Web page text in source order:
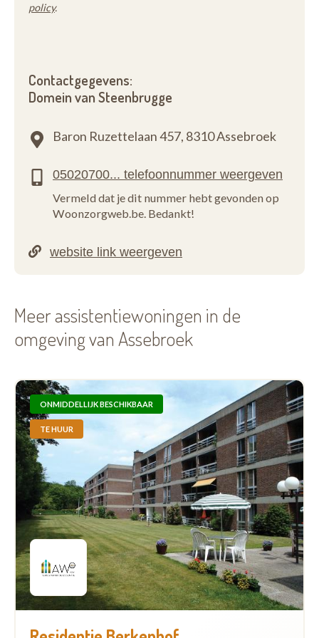
policy.
Contactgegevens:
Domein van Steenbrugge
Baron Ruzettelaan 457, 8310 Assebroek
Vermeld dat je dit nummer hebt gevonden op
Woonzorgweb.be. Bedankt!
Meer assistentiewoningen in de
omgeving van Assebroek
ONMIDDELLIJK BESCHIKBAAR
TE HUUR